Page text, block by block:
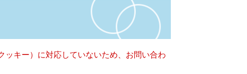
キー）に対応していないため、お問い合わ